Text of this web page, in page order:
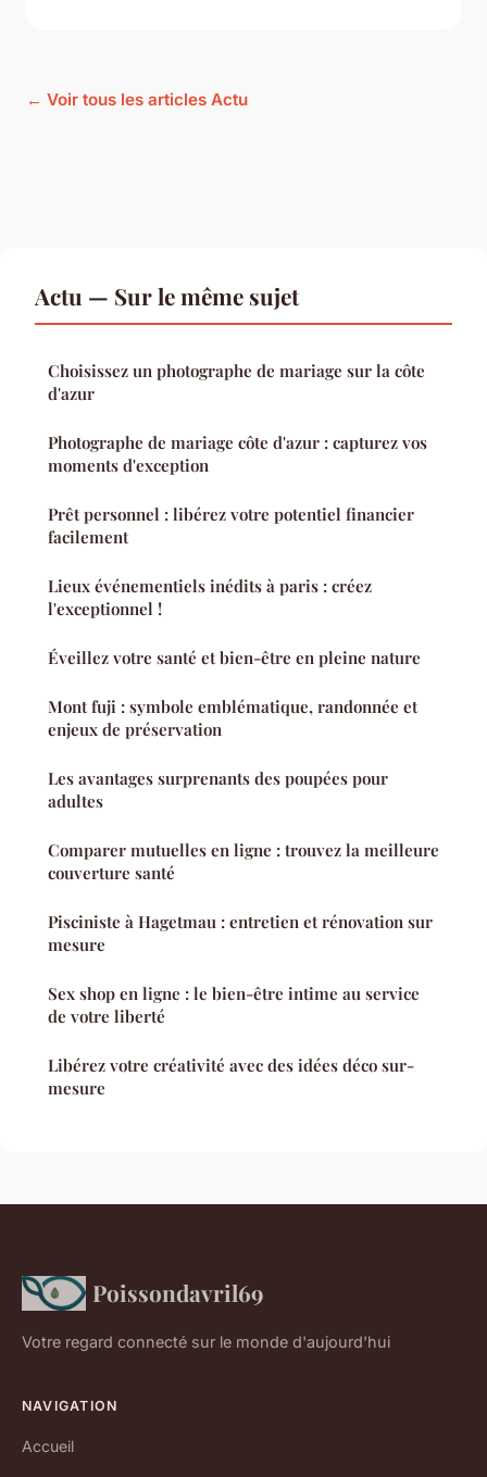
← Voir tous les articles Actu
Actu — Sur le même sujet
Choisissez un photographe de mariage sur la côte
d'azur
Photographe de mariage côte d'azur : capturez vos
moments d'exception
Prêt personnel : libérez votre potentiel financier
facilement
Lieux événementiels inédits à paris : créez
l'exceptionnel !
Éveillez votre santé et bien-être en pleine nature
Mont fuji : symbole emblématique, randonnée et
enjeux de préservation
Les avantages surprenants des poupées pour
adultes
Comparer mutuelles en ligne : trouvez la meilleure
couverture santé
Pisciniste à Hagetmau : entretien et rénovation sur
mesure
Sex shop en ligne : le bien-être intime au service
de votre liberté
Libérez votre créativité avec des idées déco sur-
mesure
Poissondavril69
Votre regard connecté sur le monde d'aujourd'hui
NAVIGATION
Accueil